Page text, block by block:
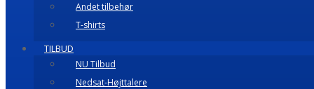
Andet tilbehør
T-shirts
TILBUD
NU Tilbud
Nedsat-Højttalere